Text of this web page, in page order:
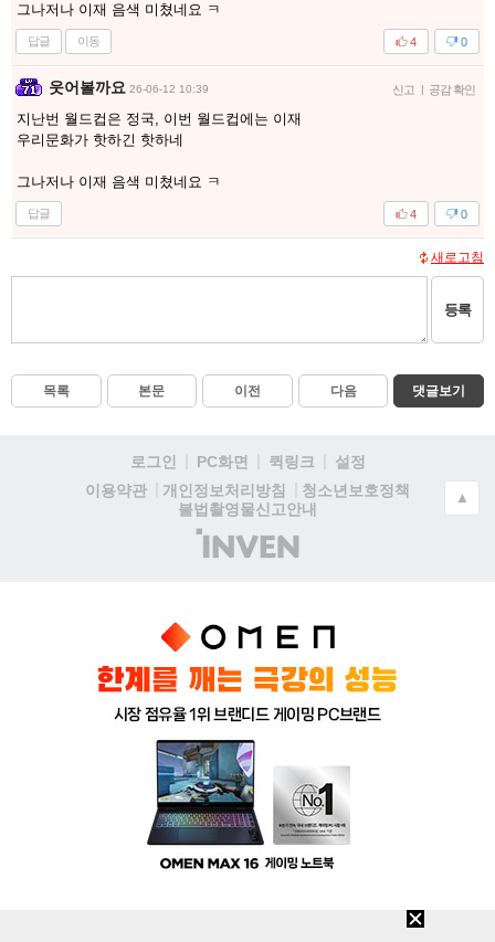
그나저나 이재 음색 미쳤네요 ㅋ
답글 이동 0
4
웃어볼까요 26-06-12 10:39 신고 | 공감 확인
지난번 월드컵은 정국, 이번 월드컵에는 이재
우리문화가 핫하긴 핫하네
그나저나 이재 음색 미쳤네요 ㅋ
답글 0
4
새로고침
등록
목록 본문 이전 다음 댓글보기
로그인 PC화면 퀵링크
설정
이용약관
개인정보처리방침
청소년보호정책
불법촬영물신고안내
(주)
인
▲